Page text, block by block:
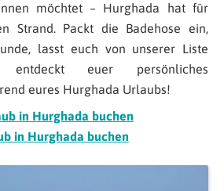
möchtet – Hurghada hat für
Strand. Packt die Badehose ein,
lasst euch von unserer Liste
euer persönliches
eures Hurghada Urlaubs!
in Hurghada buchen
in Hurghada buchen